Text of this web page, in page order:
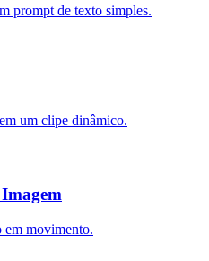
prompt de texto simples.
um clipe dinâmico.
em movimento.